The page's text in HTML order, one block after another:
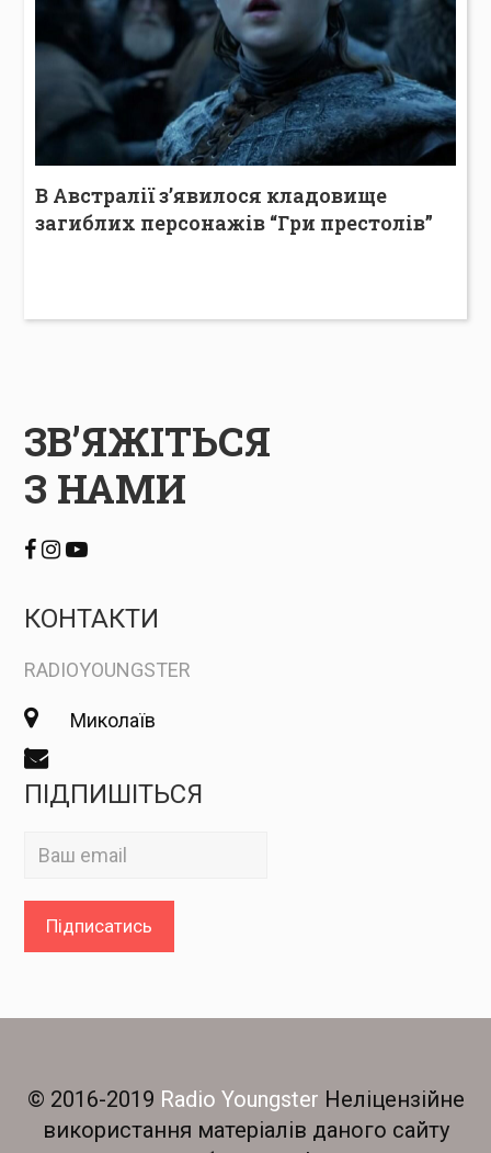
В Австралії з’явилося кладовище
загиблих персонажів “Гри престолів”
ЗВ’ЯЖІТЬСЯ
З НАМИ
КОНТАКТИ
RADIOYOUNGSTER
Миколаїв
ПІДПИШІТЬСЯ
© 2016-2019 Radio Youngster Неліцензійне
використання матеріалів даного сайту